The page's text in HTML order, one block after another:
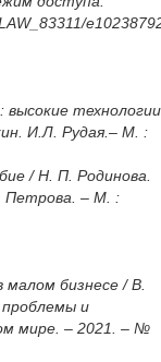
технологии
И.Л. Рудая.– М. :
/ Н. П. Родинова.
Петрова. – М. :
малом бизнесе / В.
и
мире. – 2021. – №